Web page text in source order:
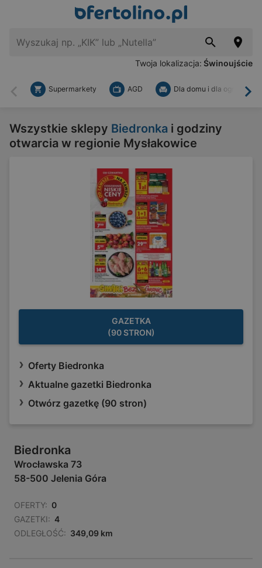
Twoja lokalizacja: Świnoujście
Wstecz
Supermarkety AGD Dla domu i dla ogrodu
Wszystkie sklepy Biedronka i godziny
otwarcia w regionie Mysłakowice
GAZETKA
(90 STRON)
Oferty Biedronka
Aktualne gazetki Biedronka
Otwórz gazetkę (90 stron)
Biedronka
Wrocławska 73
58-500 Jelenia Góra
OFERTY: 0
GAZETKI: 4
ODLEGŁOŚĆ: 349,09 km